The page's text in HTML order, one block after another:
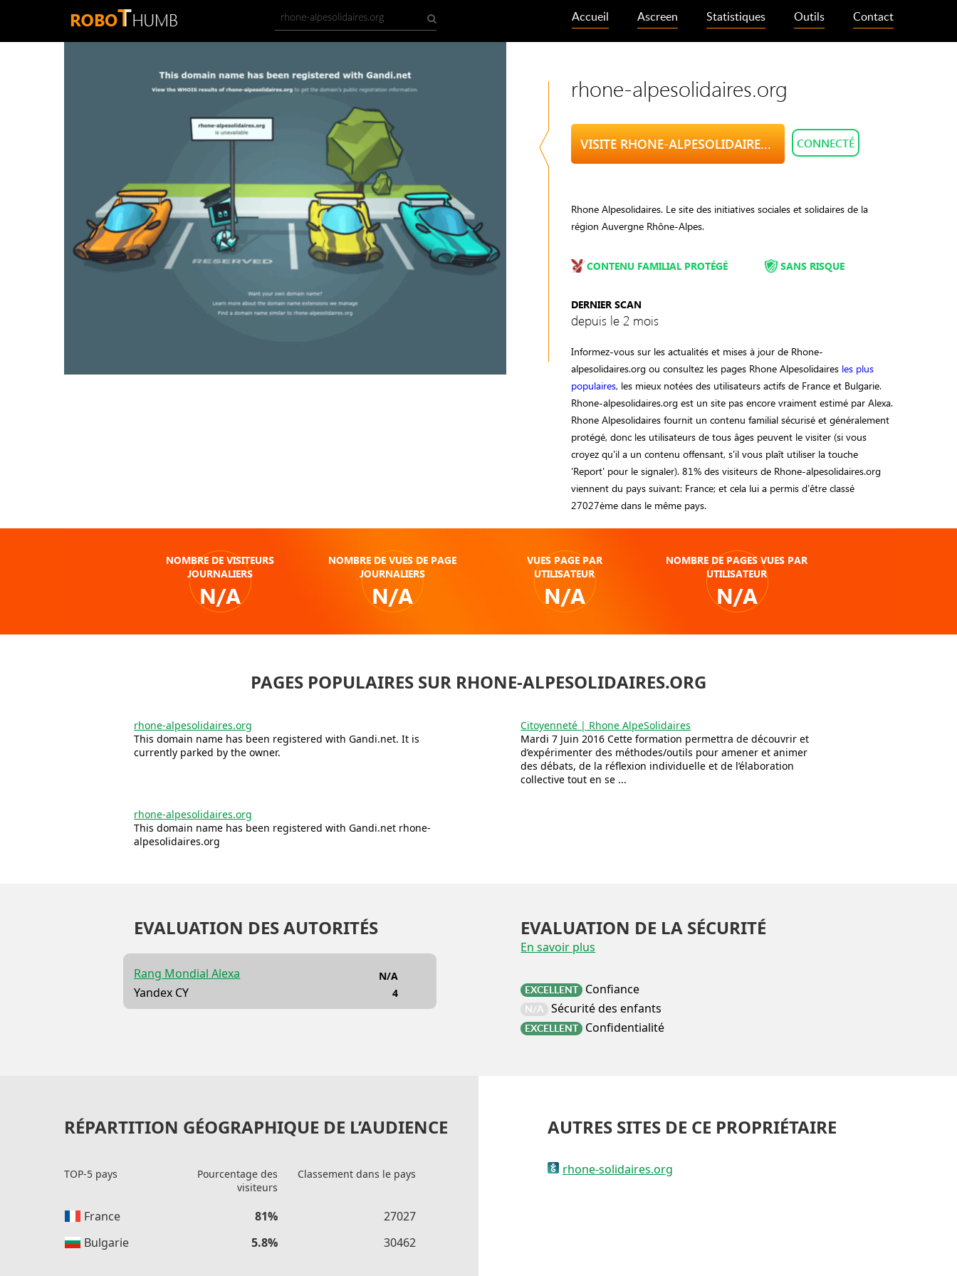
Accueil Ascreen Statistiques Outils Contact
rhone-alpesolidaires.org
VISITE RHONE-ALPESOLIDAIRES.ORG CONNECTÉ
Rhone Alpesolidaires. Le site des initiatives sociales et solidaires de la
région Auvergne Rhône-Alpes.
CONTENU FAMILIAL PROTÉGÉ
DERNIER SCAN
depuis le 2 mois
SANS RISQUE
Informez-vous sur les actualités et mises à jour de Rhone-
alpesolidaires.org ou consultez les pages Rhone Alpesolidaires les plus
populaires, les mieux notées des utilisateurs actifs de France et Bulgarie.
Rhone-alpesolidaires.org est un site pas encore vraiment estimé par Alexa.
Rhone Alpesolidaires fournit un contenu familial sécurisé et généralement
protégé, donc les utilisateurs de tous âges peuvent le visiter (si vous
croyez qu'il a un contenu offensant, s'il vous plaît utiliser la touche
'Report' pour le signaler). 81% des visiteurs de Rhone-alpesolidaires.org
viennent du pays suivant: France; et cela lui a permis d’être classé
27027ème dans le même pays.
NOMBRE DE VISITEURS
JOURNALIERS
N/A
NOMBRE DE VUES DE PAGE
JOURNALIERS
N/A
VUES PAGE PAR
UTILISATEUR
N/A
NOMBRE DE PAGES VUES PAR
UTILISATEUR
N/A
PAGES POPULAIRES SUR RHONE-ALPESOLIDAIRES.ORG
rhone-alpesolidaires.org
This domain name has been registered with Gandi.net. It is
currently parked by the owner.
Citoyenneté | Rhone AlpeSolidaires
Mardi 7 Juin 2016 Cette formation permettra de découvrir et
d’expérimenter des méthodes/outils pour amener et animer
des débats, de la réflexion individuelle et de l’élaboration
collective tout en se ...
rhone-alpesolidaires.org
This domain name has been registered with Gandi.net rhone-
alpesolidaires.org
EVALUATION DES AUTORITÉS
Rang Mondial Alexa
Yandex CY
N/A
4
EVALUATION DE LA SÉCURITÉ
En savoir plus
EXCELLENT Confiance
N/A Sécurité des enfants
EXCELLENT Confidentialité
RÉPARTITION GÉOGRAPHIQUE DE L’AUDIENCE
TOP-5 pays
Pourcentage des
visiteurs
Classement dans le pays
France 81%
27027
Bulgarie
5.8% 30462
AUTRES SITES DE CE PROPRIÉTAIRE
rhone-solidaires.org